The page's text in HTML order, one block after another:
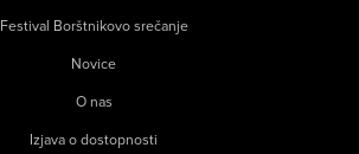
Festival Borštnikovo srečanje
Novice
O nas
Izjava o dostopnosti